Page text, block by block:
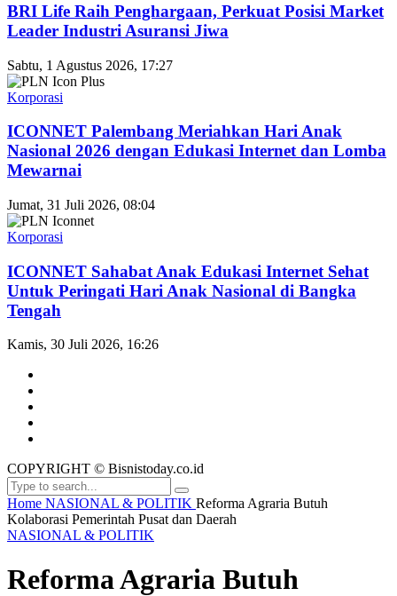
BRI Life Raih Penghargaan, Perkuat Posisi Market
Leader Industri Asuransi Jiwa
Sabtu, 1 Agustus 2026, 17:27
Korporasi
ICONNET Palembang Meriahkan Hari Anak
Nasional 2026 dengan Edukasi Internet dan Lomba
Mewarnai
Jumat, 31 Juli 2026, 08:04
Korporasi
ICONNET Sahabat Anak Edukasi Internet Sehat
Untuk Peringati Hari Anak Nasional di Bangka
Tengah
Kamis, 30 Juli 2026, 16:26
COPYRIGHT © Bisnistoday.co.id
Home NASIONAL & POLITIK Reforma Agraria Butuh
Kolaborasi Pemerintah Pusat dan Daerah
NASIONAL & POLITIK
Reforma Agraria Butuh